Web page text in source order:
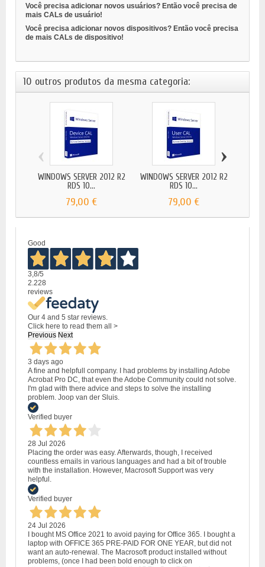
Você precisa adicionar novos usuários? Então você precisa de
mais CALs de usuário!
Você precisa adicionar novos dispositivos? Então você precisa
de mais CALs de dispositivo!
10 outros produtos da mesma categoria:
WINDOWS SERVER 2012 R2
RDS 10...
79,00 €
WINDOWS SERVER 2012 R2
RDS 10...
79,00 €
‹ ›
Good
3,8/5
2.228
reviews
Our 4 and 5 star reviews.
Click here to read them all >
Previous Next
3 days ago
A fine and helpfull company. I had problems by installing Adobe
Acrobat Pro DC, that even the Adobe Community could not solve.
I'm glad with there advice and steps to solve the installing
problem. Joop van der Sluis.
Verified buyer
28 Jul 2026
Placing the order was easy. Afterwards, though, I received
countless emails in various languages and had a bit of trouble
with the installation. However, Macrosoft Support was very
helpful.
Verified buyer
24 Jul 2026
I bought MS Office 2021 to avoid paying for Office 365. I bought a
laptop with OFFICE 365 PRE-PAID FOR ONE YEAR, but did not
want an auto-renewal. The Macrosoft product installed without
problems, (once I had been bold enough to click on